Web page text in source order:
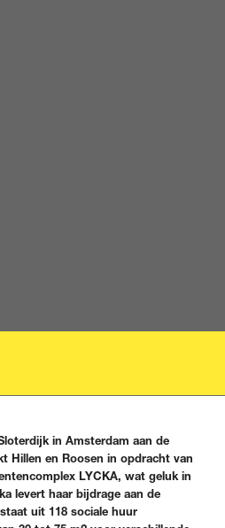
in Amsterdam aan de
Hillen en Roosen in opdracht van
LYCKA, wat geluk in
levert haar bijdrage aan de
uit 118 sociale huur